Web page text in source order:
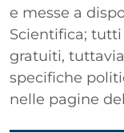
e messe a
Scientifica;
gratuiti,
specifiche
nelle pagine